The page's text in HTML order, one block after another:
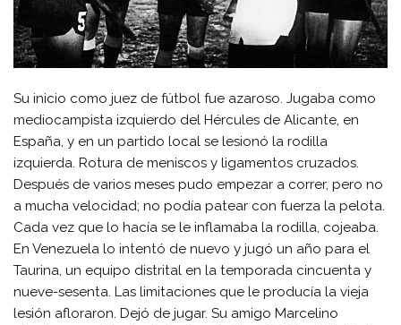
Su inicio como juez de fútbol fue azaroso. Jugaba como
mediocampista izquierdo del Hércules de Alicante, en
España, y en un partido local se lesionó la rodilla
izquierda. Rotura de meniscos y ligamentos cruzados.
Después de varios meses pudo empezar a correr, pero no
a mucha velocidad; no podía patear con fuerza la pelota.
Cada vez que lo hacía se le inflamaba la rodilla, cojeaba.
En Venezuela lo intentó de nuevo y jugó un año para el
Taurina, un equipo distrital en la temporada cincuenta y
nueve-sesenta. Las limitaciones que le producía la vieja
lesión afloraron. Dejó de jugar. Su amigo Marcelino